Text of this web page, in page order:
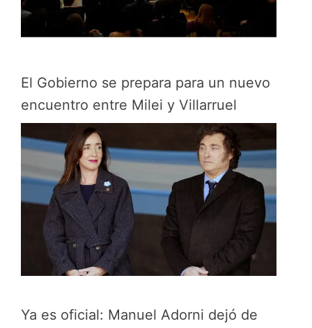
El Gobierno se prepara para un nuevo
encuentro entre Milei y Villarruel
Ya es oficial: Manuel Adorni dejó de